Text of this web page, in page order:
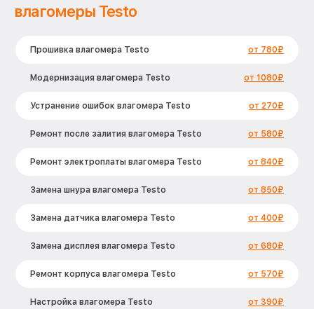
влагомеры Testo
Прошивка влагомера Testo от 780₽
Модернизация влагомера Testo от 1080₽
Устранение ошибок влагомера Testo от 270₽
Ремонт после залития влагомера Testo от 580₽
Ремонт электроплаты влагомера Testo от 840₽
Замена шнура влагомера Testo от 850₽
Замена датчика влагомера Testo от 400₽
Замена дисплея влагомера Testo от 680₽
Ремонт корпуса влагомера Testo от 570₽
Настройка влагомера Testo от 390₽